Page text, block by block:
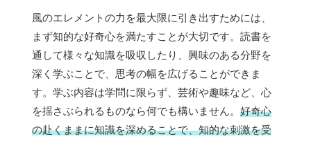
風のエレメントの力を最大限に引き出すためには、
まず知的な好奇心を満たすことが大切です。読書を
通して様々な知識を吸収したり、興味のある分野を
深く学ぶことで、思考の幅を広げることができま
す。学ぶ内容は学問に限らず、芸術や趣味など、心
を揺さぶられるものなら何でも構いません。 好奇心
の赴くままに知識を深めることで、知的な刺激を受